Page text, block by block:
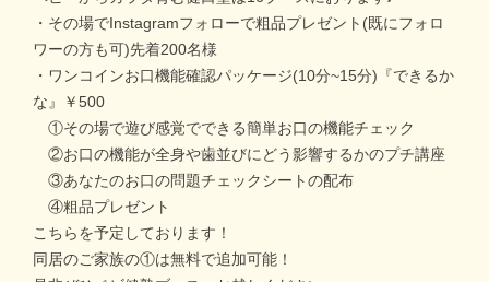
・その場でInstagramフォローで粗品プレゼント(既にフォロ
ワーの方も可)先着200名様
・ワンコインお口機能確認パッケージ(10分~15分)『できるか
な』￥500
①その場で遊び感覚でできる簡単お口の機能チェック
②お口の機能が全身や歯並びにどう影響するかのプチ講座
③あなたのお口の問題チェックシートの配布
④粗品プレゼント
こちらを予定しております！
同居のご家族の①は無料で追加可能！